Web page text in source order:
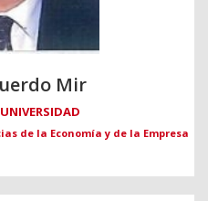
Mir
de la Economía y de la Empresa